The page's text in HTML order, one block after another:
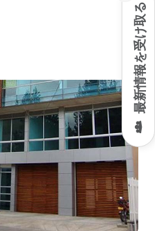
最新情報を受け取る